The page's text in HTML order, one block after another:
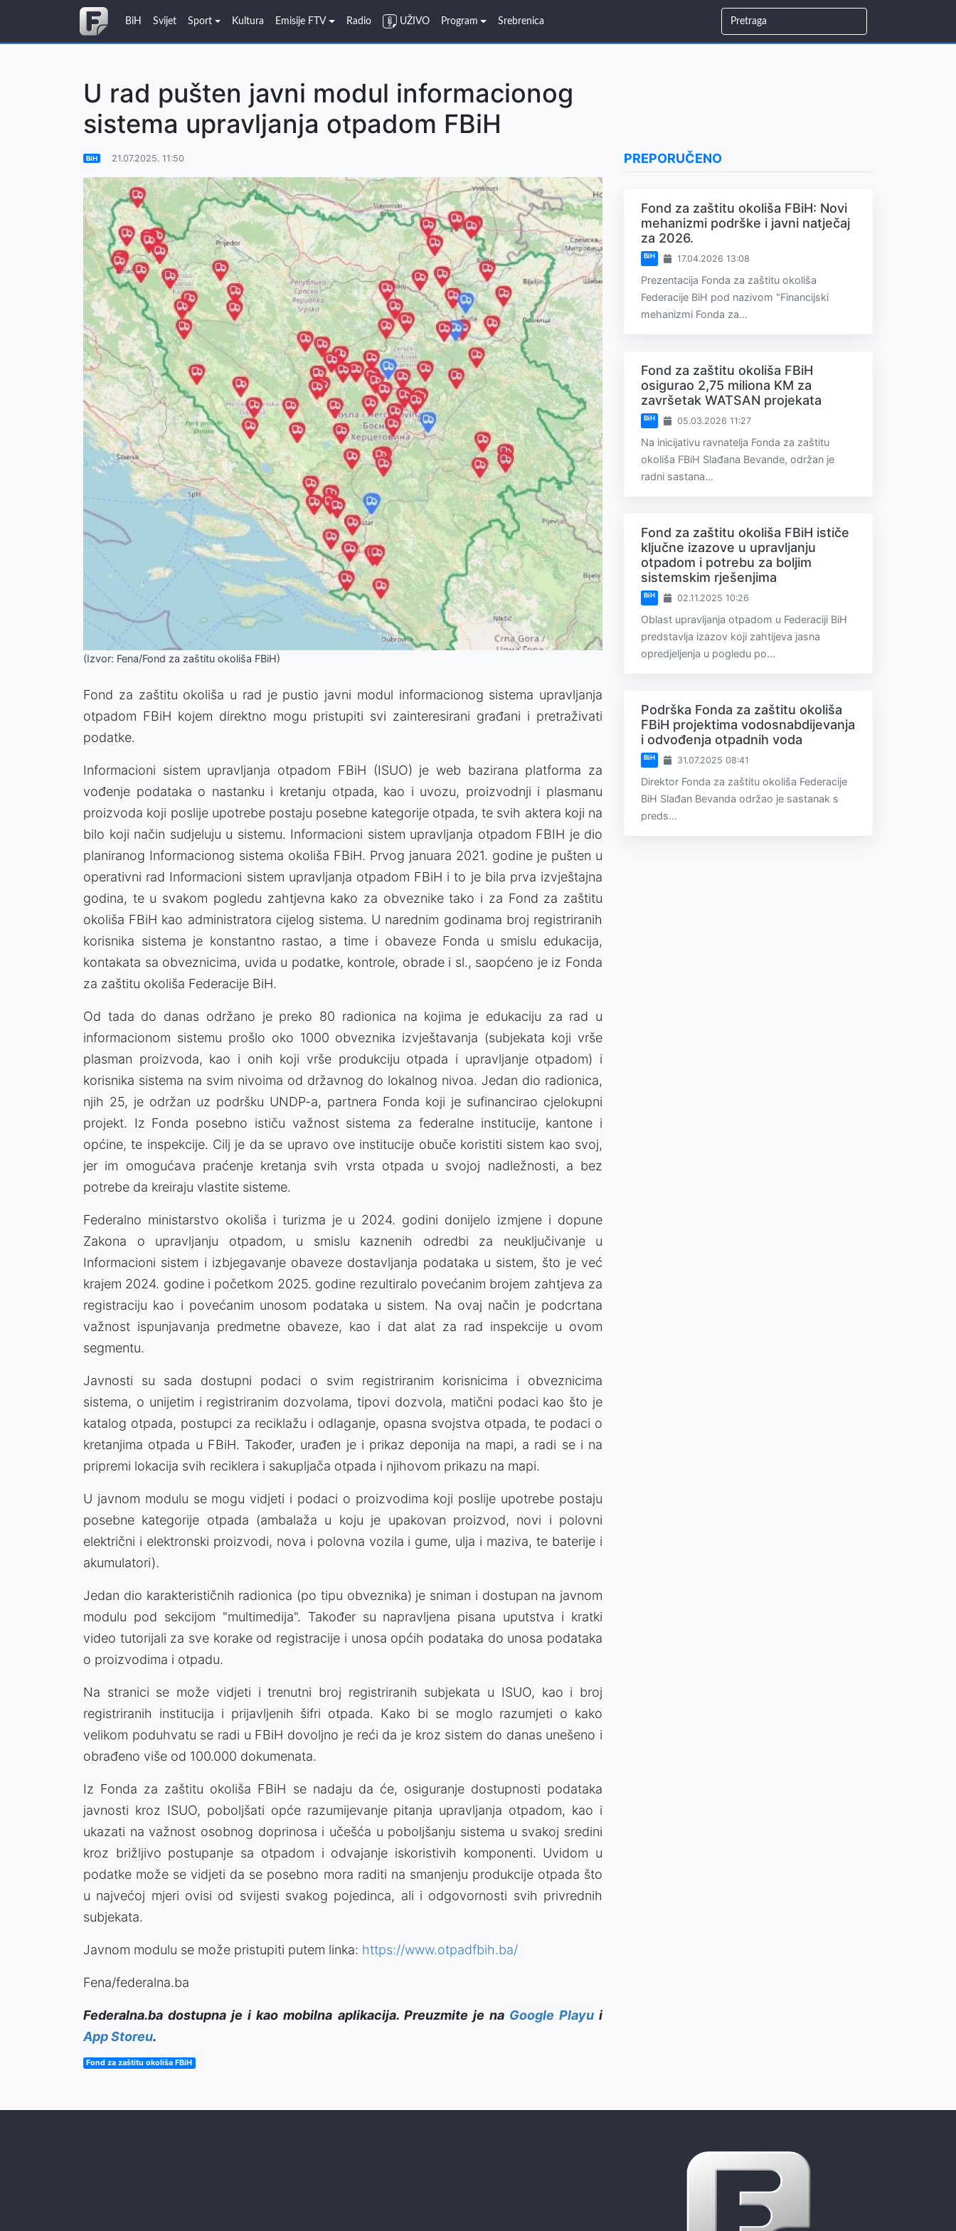
BiH Svijet Sport Kultura Emisije FTV Radio UŽIVO Program Srebrenica
U rad pušten javni modul informacionog
sistema upravljanja otpadom FBiH
BiH 21.07.2025. 11:50
(Izvor: Fena/Fond za zaštitu okoliša FBiH)
Fond za zaštitu okoliša u rad je pustio javni modul informacionog sistema upravljanja
otpadom FBiH kojem direktno mogu pristupiti svi zainteresirani građani i pretraživati
podatke.
Informacioni sistem upravljanja otpadom FBiH (ISUO) je web bazirana platforma za
vođenje podataka o nastanku i kretanju otpada, kao i uvozu, proizvodnji i plasmanu
proizvoda koji poslije upotrebe postaju posebne kategorije otpada, te svih aktera koji na
bilo koji način sudjeluju u sistemu. Informacioni sistem upravljanja otpadom FBIH je dio
planiranog Informacionog sistema okoliša FBiH. Prvog januara 2021. godine je pušten u
operativni rad Informacioni sistem upravljanja otpadom FBiH i to je bila prva izvještajna
godina, te u svakom pogledu zahtjevna kako za obveznike tako i za Fond za zaštitu
okoliša FBiH kao administratora cijelog sistema. U narednim godinama broj registriranih
korisnika sistema je konstantno rastao, a time i obaveze Fonda u smislu edukacija,
kontakata sa obveznicima, uvida u podatke, kontrole, obrade i sl., saopćeno je iz Fonda
za zaštitu okoliša Federacije BiH.
Od tada do danas održano je preko 80 radionica na kojima je edukaciju za rad u
informacionom sistemu prošlo oko 1000 obveznika izvještavanja (subjekata koji vrše
plasman proizvoda, kao i onih koji vrše produkciju otpada i upravljanje otpadom) i
korisnika sistema na svim nivoima od državnog do lokalnog nivoa. Jedan dio radionica,
njih 25, je održan uz podršku UNDP-a, partnera Fonda koji je sufinancirao cjelokupni
projekt. Iz Fonda posebno ističu važnost sistema za federalne institucije, kantone i
općine, te inspekcije. Cilj je da se upravo ove institucije obuče koristiti sistem kao svoj,
jer im omogućava praćenje kretanja svih vrsta otpada u svojoj nadležnosti, a bez
potrebe da kreiraju vlastite sisteme.
Federalno ministarstvo okoliša i turizma je u 2024. godini donijelo izmjene i dopune
Zakona o upravljanju otpadom, u smislu kaznenih odredbi za neuključivanje u
Informacioni sistem i izbjegavanje obaveze dostavljanja podataka u sistem, što je već
krajem 2024. godine i početkom 2025. godine rezultiralo povećanim brojem zahtjeva za
registraciju kao i povećanim unosom podataka u sistem. Na ovaj način je podcrtana
važnost ispunjavanja predmetne obaveze, kao i dat alat za rad inspekcije u ovom
segmentu.
Javnosti su sada dostupni podaci o svim registriranim korisnicima i obveznicima
sistema, o unijetim i registriranim dozvolama, tipovi dozvola, matični podaci kao što je
katalog otpada, postupci za reciklažu i odlaganje, opasna svojstva otpada, te podaci o
kretanjima otpada u FBiH. Također, urađen je i prikaz deponija na mapi, a radi se i na
pripremi lokacija svih reciklera i sakupljača otpada i njihovom prikazu na mapi.
U javnom modulu se mogu vidjeti i podaci o proizvodima koji poslije upotrebe postaju
posebne kategorije otpada (ambalaža u koju je upakovan proizvod, novi i polovni
električni i elektronski proizvodi, nova i polovna vozila i gume, ulja i maziva, te baterije i
akumulatori).
Jedan dio karakterističnih radionica (po tipu obveznika) je sniman i dostupan na javnom
modulu pod sekcijom "multimedija". Također su napravljena pisana uputstva i kratki
video tutorijali za sve korake od registracije i unosa općih podataka do unosa podataka
o proizvodima i otpadu.
Na stranici se može vidjeti i trenutni broj registriranih subjekata u ISUO, kao i broj
registriranih institucija i prijavljenih šifri otpada. Kako bi se moglo razumjeti o kako
velikom poduhvatu se radi u FBiH dovoljno je reći da je kroz sistem do danas unešeno i
obrađeno više od 100.000 dokumenata.
Iz Fonda za zaštitu okoliša FBiH se nadaju da će, osiguranje dostupnosti podataka
javnosti kroz ISUO, poboljšati opće razumijevanje pitanja upravljanja otpadom, kao i
ukazati na važnost osobnog doprinosa i učešća u poboljšanju sistema u svakoj sredini
kroz brižljivo postupanje sa otpadom i odvajanje iskoristivih komponenti. Uvidom u
podatke može se vidjeti da se posebno mora raditi na smanjenju produkcije otpada što
u najvećoj mjeri ovisi od svijesti svakog pojedinca, ali i odgovornosti svih privrednih
subjekata.
Javnom modulu se može pristupiti putem linka: https://www.otpadfbih.ba/
Fena/federalna.ba
Federalna.ba dostupna je i kao mobilna aplikacija. Preuzmite je na Google Playui
App Storeu.
Fond za zaštitu okoliša FBiH
PREPORUČENO
Fond za zaštitu okoliša FBiH: Novi
mehanizmi podrške i javni natječaj
za 2026.
BiH 17.04.2026 13:08
Prezentacija Fonda za zaštitu okoliša
Federacije BiH pod nazivom "Financijski
mehanizmi Fonda za...
Fond za zaštitu okoliša FBiH
osigurao 2,75 miliona KM za
završetak WATSAN projekata
BiH 05.03.2026 11:27
Na inicijativu ravnatelja Fonda za zaštitu
okoliša FBiH Slađana Bevande, održan je
radni sastana...
Fond za zaštitu okoliša FBiH ističe
ključne izazove u upravljanju
otpadom i potrebu za boljim
sistemskim rješenjima
BiH 02.11.2025 10:26
Oblast upravljanja otpadom u Federaciji BiH
predstavlja izazov koji zahtijeva jasna
opredjeljenja u pogledu po...
Podrška Fonda za zaštitu okoliša
FBiH projektima vodosnabdijevanja
i odvođenja otpadnih voda
BiH 31.07.2025 08:41
Direktor Fonda za zaštitu okoliša Federacije
BiH Slađan Bevanda održao je sastanak s
preds...